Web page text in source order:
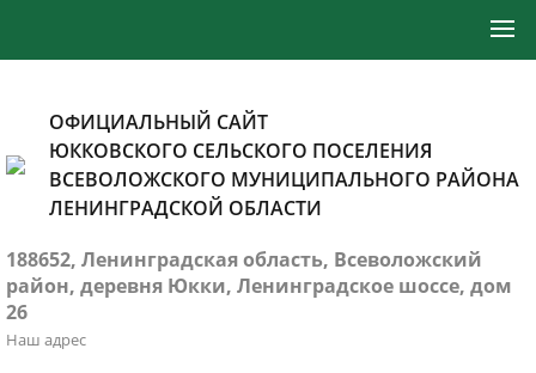
ОФИЦИАЛЬНЫЙ САЙТ
ЮККОВСКОГО СЕЛЬСКОГО ПОСЕЛЕНИЯ
ВСЕВОЛОЖСКОГО МУНИЦИПАЛЬНОГО РАЙОНА
ЛЕНИНГРАДСКОЙ ОБЛАСТИ
188652, Ленинградская область, Всеволожский
район, деревня Юкки, Ленинградское шоссе, дом
26
Наш адрес